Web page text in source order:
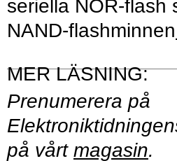
seriella NOR-flash
NAND-flashminnen
Prenumerera på
på vårt magasin.